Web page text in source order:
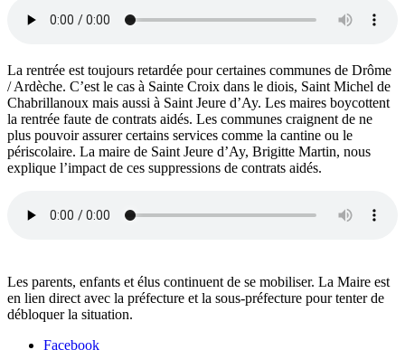
La rentrée est toujours retardée pour certaines communes de Drôme
/ Ardèche. C’est le cas à Sainte Croix dans le diois, Saint Michel de
Chabrillanoux mais aussi à Saint Jeure d’Ay. Les maires boycottent
la rentrée faute de contrats aidés. Les communes craignent de ne
plus pouvoir assurer certains services comme la cantine ou le
périscolaire. La maire de Saint Jeure d’Ay, Brigitte Martin, nous
explique l’impact de ces suppressions de contrats aidés.
Les parents, enfants et élus continuent de se mobiliser. La Maire est
en lien direct avec la préfecture et la sous-préfecture pour tenter de
débloquer la situation.
Facebook